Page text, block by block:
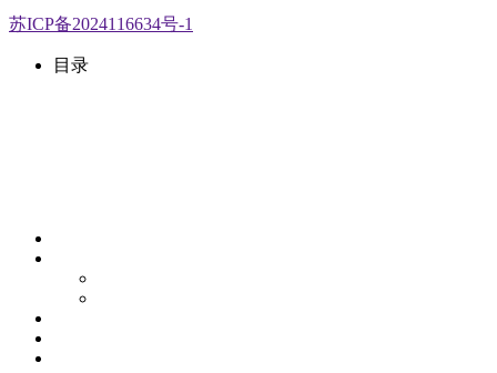
苏ICP备2024116634号-1
目录